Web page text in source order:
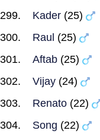
Kader (25)
Raul (25)
Aftab (25)
Vijay (24)
Renato (22)
Song (22)